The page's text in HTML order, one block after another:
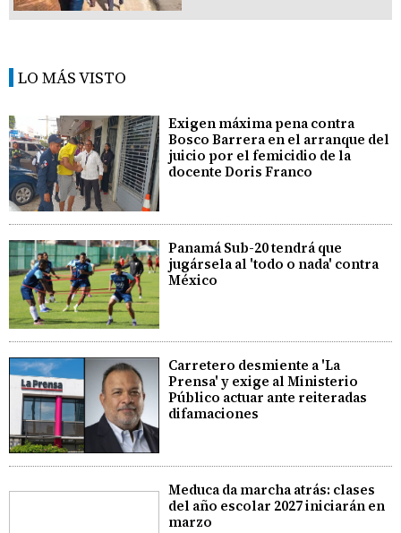
LO MÁS VISTO
Exigen máxima pena contra
Bosco Barrera en el arranque del
juicio por el femicidio de la
docente Doris Franco
Panamá Sub-20 tendrá que
jugársela al 'todo o nada' contra
México
Carretero desmiente a 'La
Prensa' y exige al Ministerio
Público actuar ante reiteradas
difamaciones
Meduca da marcha atrás: clases
del año escolar 2027 iniciarán en
marzo